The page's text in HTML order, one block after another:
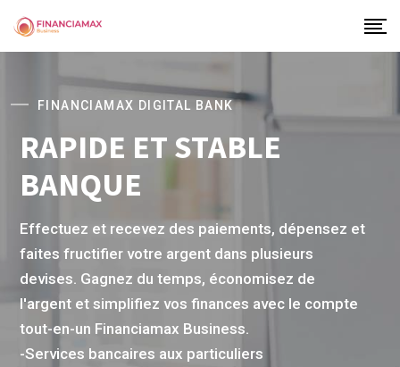
FINANCIAMAX DIGITAL BANK
RAPIDE ET STABLE
BANQUE
Effectuez et recevez des paiements, dépensez et
faites fructifier votre argent dans plusieurs
devises. Gagnez du temps, économisez de
l'argent et simplifiez vos finances avec le compte
tout-en-un Financiamax Business.
-Services bancaires aux particuliers